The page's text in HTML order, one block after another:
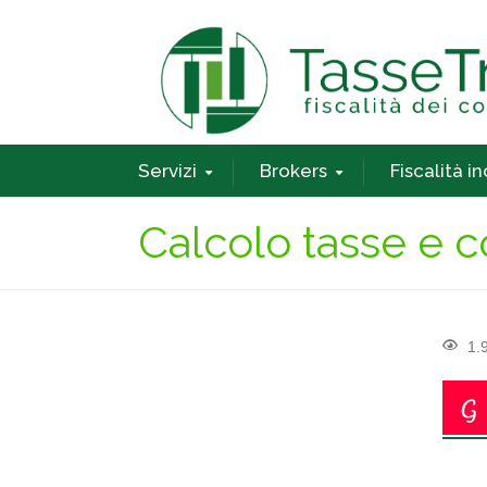
Servizi Brokers Fiscalità
Calcolo tasse e